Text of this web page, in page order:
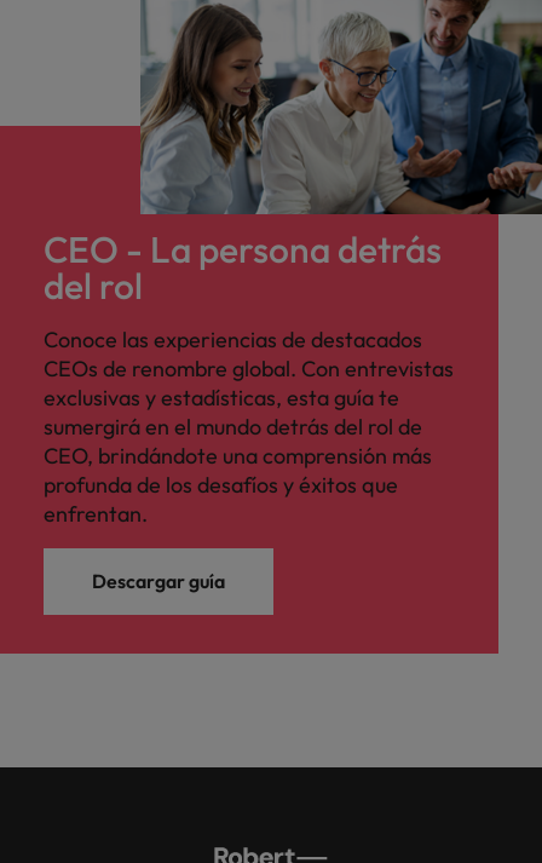
CEO - La persona detrás
del rol
Conoce las experiencias de destacados
CEOs de renombre global. Con entrevistas
exclusivas y estadísticas, esta guía te
sumergirá en el mundo detrás del rol de
CEO, brindándote una comprensión más
profunda de los desafíos y éxitos que
enfrentan.
Descargar guía